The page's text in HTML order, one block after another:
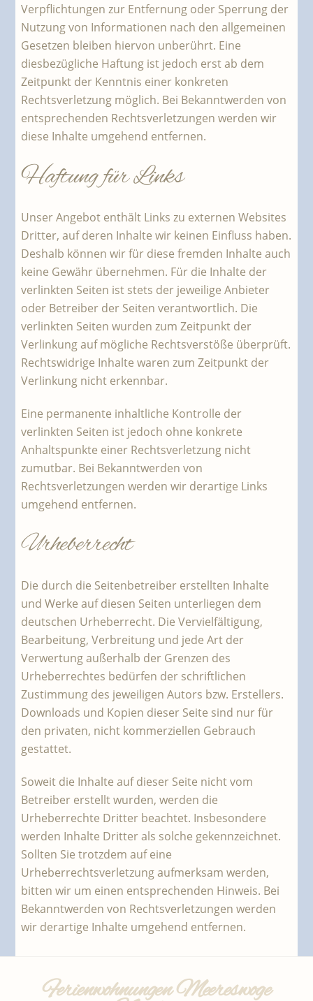
Verpflichtungen zur Entfernung oder Sperrung der
Nutzung von Informationen nach den allgemeinen
Gesetzen bleiben hiervon unberührt. Eine
diesbezügliche Haftung ist jedoch erst ab dem
Zeitpunkt der Kenntnis einer konkreten
Rechtsverletzung möglich. Bei Bekanntwerden von
entsprechenden Rechtsverletzungen werden wir
diese Inhalte umgehend entfernen.
Haftung für Links
Unser Angebot enthält Links zu externen Websites
Dritter, auf deren Inhalte wir keinen Einfluss haben.
Deshalb können wir für diese fremden Inhalte auch
keine Gewähr übernehmen. Für die Inhalte der
verlinkten Seiten ist stets der jeweilige Anbieter
oder Betreiber der Seiten verantwortlich. Die
verlinkten Seiten wurden zum Zeitpunkt der
Verlinkung auf mögliche Rechtsverstöße überprüft.
Rechtswidrige Inhalte waren zum Zeitpunkt der
Verlinkung nicht erkennbar.
Eine permanente inhaltliche Kontrolle der
verlinkten Seiten ist jedoch ohne konkrete
Anhaltspunkte einer Rechtsverletzung nicht
zumutbar. Bei Bekanntwerden von
Rechtsverletzungen werden wir derartige Links
umgehend entfernen.
Urheberrecht
Die durch die Seitenbetreiber erstellten Inhalte
und Werke auf diesen Seiten unterliegen dem
deutschen Urheberrecht. Die Vervielfältigung,
Bearbeitung, Verbreitung und jede Art der
Verwertung außerhalb der Grenzen des
Urheberrechtes bedürfen der schriftlichen
Zustimmung des jeweiligen Autors bzw. Erstellers.
Downloads und Kopien dieser Seite sind nur für
den privaten, nicht kommerziellen Gebrauch
gestattet.
Soweit die Inhalte auf dieser Seite nicht vom
Betreiber erstellt wurden, werden die
Urheberrechte Dritter beachtet. Insbesondere
werden Inhalte Dritter als solche gekennzeichnet.
Sollten Sie trotzdem auf eine
Urheberrechtsverletzung aufmerksam werden,
bitten wir um einen entsprechenden Hinweis. Bei
Bekanntwerden von Rechtsverletzungen werden
wir derartige Inhalte umgehend entfernen.
Ferienwohnungen Meereswoge